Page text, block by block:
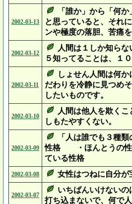
2002-03-13
「誰か」から「何
と思っていると、それ
ンや極度の落胆、苦痛
2002-03-12
人間は１しか知ら
５知ってることは、１
2002-03-11
しょせん人間は何
だわりを冷静に見つめ
したいものです。
2002-03-10
人間は他人を欺く
しもたやすくない。
2002-03-09
「人は誰でも３種
性格 ・ほんとうの性
ている性格
2002-03-08 女性はつねに自分が
2002-03-07
いちばんいけない
打ち込まないで、何で